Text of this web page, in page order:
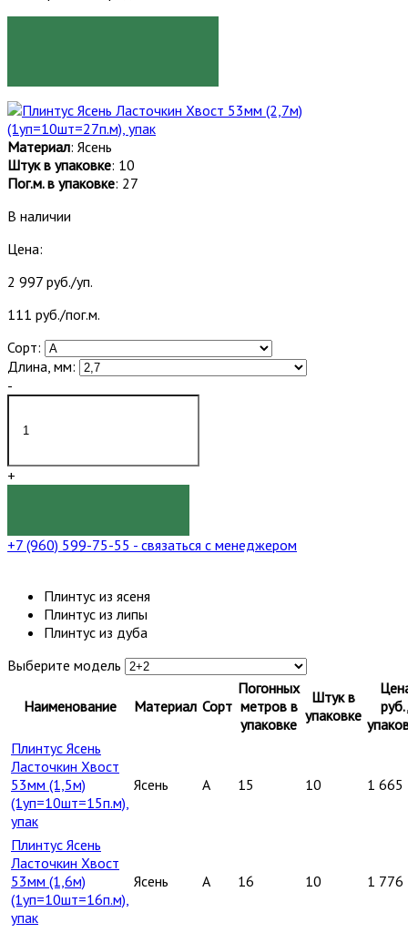
Материал: Ясень
Штук в упаковке: 10
Пог.м. в упаковке: 27
В наличии
Цена:
2 997 руб./уп.
111 руб./пог.м.
Сорт:
Длина, мм:
-
+
+7 (960) 599-75-55 - связаться с менеджером
Плинтус из ясеня
Плинтус из липы
Плинтус из дуба
Выберите модель
Наименование Материал Сорт
Погонных
метров в
упаковке
Штук в
упаковке
Плинтус Ясень
Ласточкин Хвост
53мм (1,5м)
(1уп=10шт=15п.м),
упак
Ясень A 15 10 1 665
Плинтус Ясень
Ласточкин Хвост
53мм (1,6м)
(1уп=10шт=16п.м),
упак
Ясень A 16 10 1 776